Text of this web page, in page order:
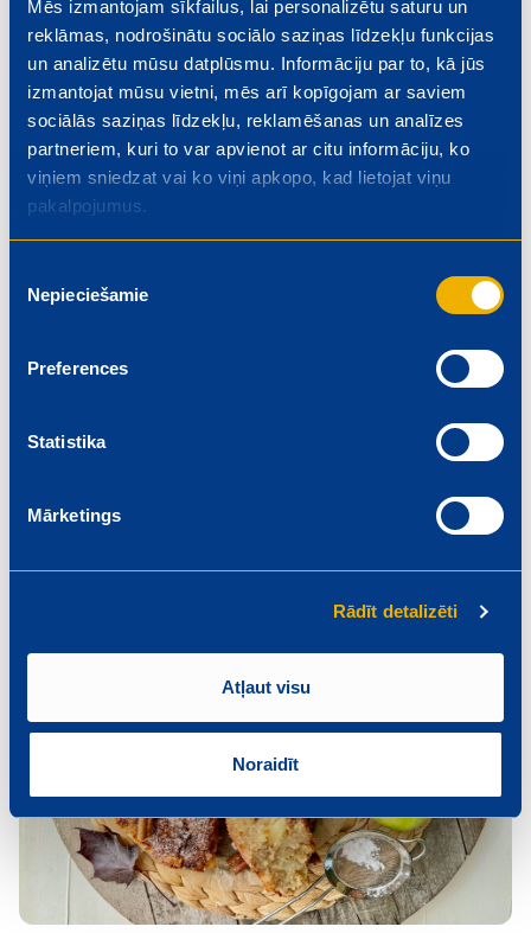
Mēs izmantojam sīkfailus, lai personalizētu saturu un
reklāmas, nodrošinātu sociālo saziņas līdzekļu funkcijas
un analizētu mūsu datplūsmu. Informāciju par to, kā jūs
izmantojat mūsu vietni, mēs arī kopīgojam ar saviem
sociālās saziņas līdzekļu, reklamēšanas un analīzes
partneriem, kuri to var apvienot ar citu informāciju, ko
viņiem sniedzat vai ko viņi apkopo, kad lietojat viņu
pakalpojumus.
izvēle
Nepieciešamie
Preferences
Statistika
Mārketings
Rādīt detalizēti
Atļaut visu
Noraidīt
Brokastis Sātīgi Top receptes 15-20 minūtes
Bērniem 15-20 minūtes